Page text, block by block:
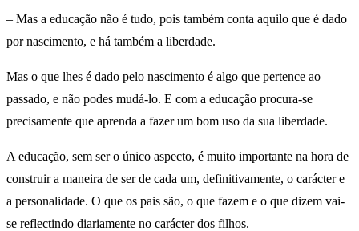
– Mas a educação não é tudo, pois também conta aquilo que é dado
por nascimento, e há também a liberdade.
Mas o que lhes é dado pelo nascimento é algo que pertence ao
passado, e não podes mudá-lo. E com a educação procura-se
precisamente que aprenda a fazer um bom uso da sua liberdade.
A educação, sem ser o único aspecto, é muito importante na hora de
construir a maneira de ser de cada um, definitivamente, o carácter e
a personalidade. O que os pais são, o que fazem e o que dizem vai-
se reflectindo diariamente no carácter dos filhos.